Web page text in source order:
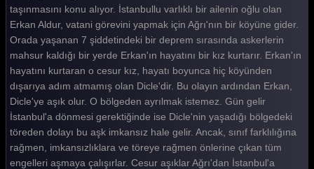
taşınmasını konu alıyor. İstanbullu varlıklı bir ailenin oğlu olan
Erkan Aldur, vatani görevini yapmak için Ağrı'nın bir köyüne gider.
Orada yaşanan 7 şiddetindeki bir deprem sırasında askerlerin
mahsur kaldığı bir yerde Erkan'ın hayatını bir kız kurtarır. Erkan'ın
hayatını kurtaran o cesur kız, hayatı boyunca hiç köyünden
dışarıya adım atmamış olan Dicle'dir. Bu olayın ardından Erkan,
Dicle'ye aşık olur. O bölgeden ayrılmak istemez. Gün gelir
İstanbul'a dönmesi gerektiğinde ise Dicle'nin yaşadığı bölgedeki
töreden dolayı bu aşk imkansız hale gelir. Ancak, sınıf farklılığına
rağmen, imkansızlıklara ve töreye rağmen önlerine çıkan tüm
engelleri aşmaya çalışırlar. Cesur aşıklar Ağrı'dan İstanbul'a